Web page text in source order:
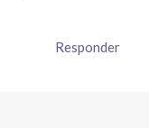
Responder